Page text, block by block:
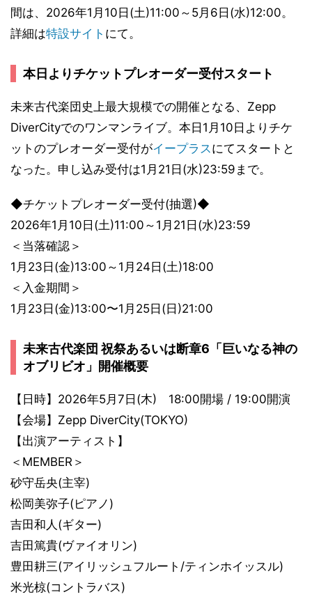
間は、2026年1月10日(土)11:00～5月6日(水)12:00。
詳細は特設サイト にて。
本日よりチケットプレオーダー受付スタート
未来古代楽団史上最大規模での開催となる、Zepp
DiverCityでのワンマンライブ。本日1月10日よりチケ
ットのプレオーダー受付がイープラスにてスタートと
なった。申し込み受付は1月21日(水)23:59まで。
◆チケットプレオーダー受付(抽選)◆
2026年1月10日(土)11:00～1月21日(水)23:59
＜当落確認＞
1月23日(金)13:00～1月24日(土)18:00
＜入金期間＞
1月23日(金)13:00〜1月25日(日)21:00
未来古代楽団 祝祭あるいは断章6「巨いなる神の
オブリビオ」開催概要
【日時】2026年5月7日(木) 18:00開場 / 19:00開演
【会場】Zepp DiverCity(TOKYO)
【出演アーティスト】
＜MEMBER＞
砂守岳央(主宰)
松岡美弥子(ピアノ)
吉田和人(ギター)
吉田篤貴(ヴァイオリン)
豊田耕三(アイリッシュフルート/ティンホイッスル)
米光椋(コントラバス)